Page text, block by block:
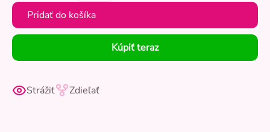
Pridať do košíka
Kúpiť teraz
Strážiť Zdieľať